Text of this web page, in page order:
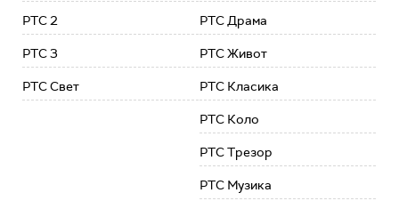
РТС 2
РТС 3
РТС Свет
РТС Драма
РТС Живот
РТС Класика
РТС Коло
РТС Трезор
РТС Музика